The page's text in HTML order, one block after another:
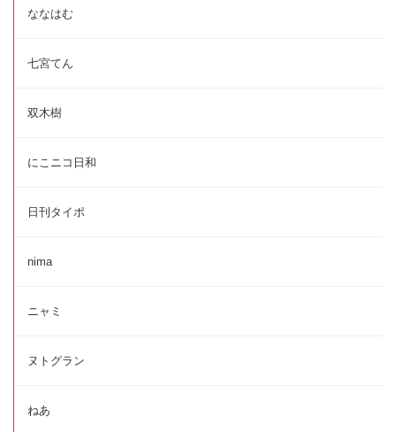
ななはむ
七宮てん
双木樹
にこニコ日和
日刊タイポ
nima
ニャミ
ヌトグラン
ねあ